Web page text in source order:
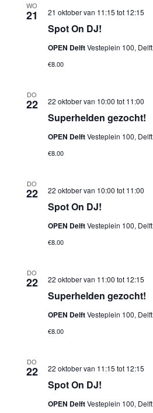
WO
21
Spot On DJ!
21 oktober van 11:15 tot 12:15
OPEN DelftVesteplein 100, Delft
€8.00
DO
22
Superhelden gezocht!
22 oktober van 10:00 tot 11:00
OPEN DelftVesteplein 100, Delft
€8.00
DO
22
Spot On DJ!
22 oktober van 10:00 tot 11:00
OPEN DelftVesteplein 100, Delft
€8.00
DO
22
Superhelden gezocht!
22 oktober van 11:00 tot 12:15
OPEN DelftVesteplein 100, Delft
€8.00
DO
22
Spot On DJ!
22 oktober van 11:15 tot 12:15
OPEN DelftVesteplein 100, Delft